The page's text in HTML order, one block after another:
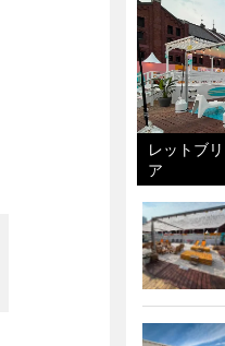
レットブ
ア